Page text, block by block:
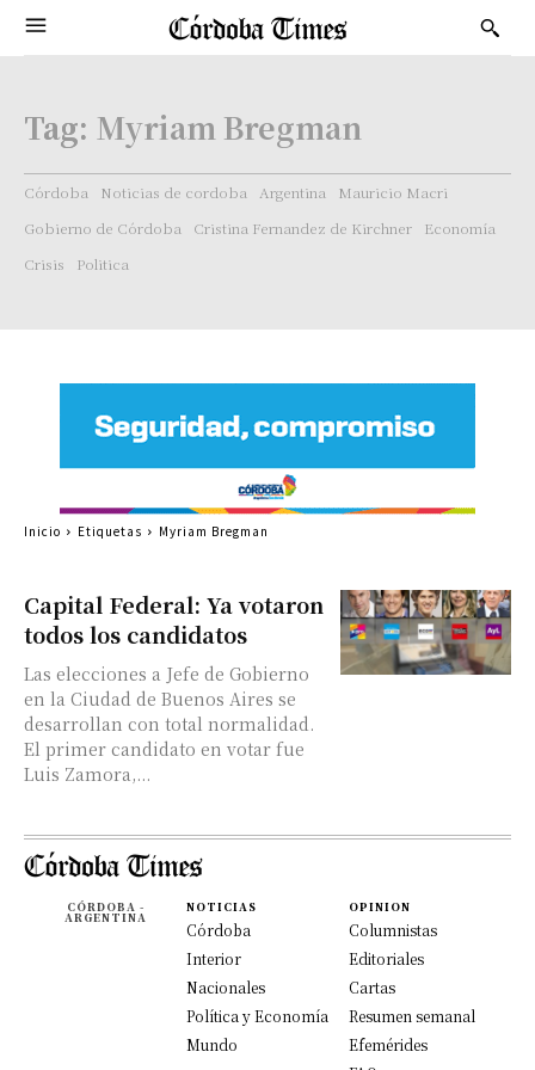
Tag: Myriam Bregman
Córdoba Noticias de cordoba Argentina
Mauricio Macri
Gobierno de Córdoba
Cristina Fernandez de Kirchner
Economía
Crisis
Politica
Capital Federal: Ya votaron
todos los candidatos
Las elecciones a Jefe de Gobierno
en la Ciudad de Buenos Aires se
desarrollan con total normalidad.
El primer candidato en votar fue
Luis Zamora,...
Inicio Etiquetas Myriam Bregman
CÓRDOBA -
ARGENTINA
NOTICIAS
Córdoba
Interior
Nacionales
Política y Economía
Mundo
OPINION
Columnistas
Editoriales
Cartas
Resumen semanal
Efemérides